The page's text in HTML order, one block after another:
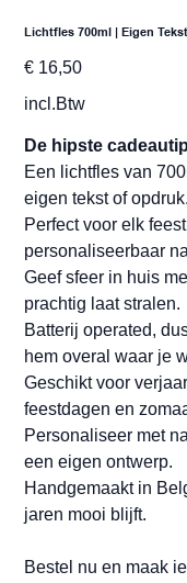
Lichtfles 700ml | Eigen
Prijs
€ 16,50
incl.Btw
De hipste
Een lichtfles van
eigen tekst of opdruk.
Perfect voor elk
personaliseerbaar
Geef sfeer in huis
prachtig laat stralen.
Batterij operated,
hem overal waar je
Geschikt voor
feestdagen en
Personaliseer met
een eigen ontwerp.
Handgemaakt in
jaren mooi blijft.
Bestel nu en maak